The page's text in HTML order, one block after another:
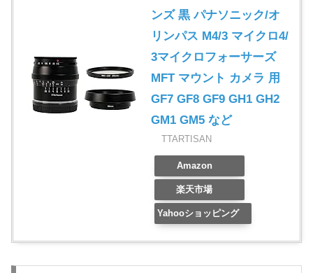
ンズ 黒 パナソニック/オ
リンパス M4/3 マイクロ4/
3マイクロフォーサーズ
MFT マウント カメラ 用
GF7 GF8 GF9 GH1 GH2
GM1 GM5 など
TTARTISAN
Amazon
楽天市場
Yahooショッピング